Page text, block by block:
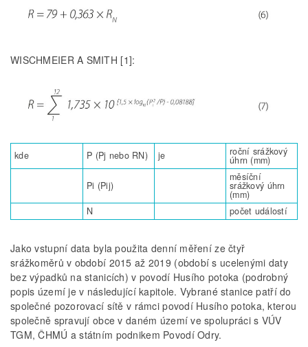
WISCHMEIER A SMITH [1]:
kde P (Pj nebo RN) je roční srážkový
úhrn (mm)
Pi (Pij)
měsíční
srážkový úhrn
(mm)
N
počet událostí
Jako vstupní data byla použita denní měření ze čtyř
srážkoměrů v období 2015 až 2019 (období s ucelenými daty
bez výpadků na stanicích) v povodí Husího potoka (podrobný
popis území je v následující kapitole. Vybrané stanice patří do
společné pozorovací sítě v rámci povodí Husího potoka, kterou
společně spravují obce v daném území ve spolupráci s VÚV
TGM, ČHMÚ a státním podnikem Povodí Odry.